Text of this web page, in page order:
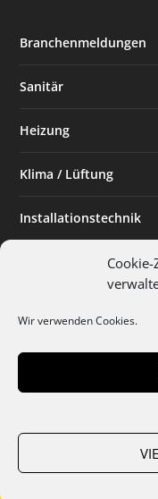
Wir verwenden Cookies.
Branchenmeldungen
Sanitär
Heizung
Klima / Lüftung
Installationstechnik
Planen & Bauen
Installateur des